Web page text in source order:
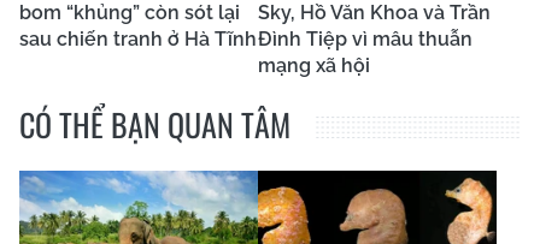
bom “khủng” còn sót lại
sau chiến tranh ở Hà Tĩnh
Sky, Hồ Văn Khoa và Trần
Đình Tiệp vì mâu thuẫn
mạng xã hội
CÓ THỂ BẠN QUAN TÂM